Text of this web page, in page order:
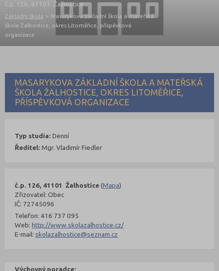
č.p. 126, 41101 Žalhostice
Základní škola > Masarykova základní škola a mateřská
škola Žalhostice, okres Litoměřice, příspěvková
organizace
MASARYKOVA ZÁKLADNÍ ŠKOLA A MATEŘSKÁ
ŠKOLA ŽALHOSTICE, OKRES LITOMĚŘICE,
PŘÍSPĚVKOVÁ ORGANIZACE
č.p. 126, 41101 Žalhostice(Mapa)
Zřizovatel: Obec
IČ: 72745096
Telefon: 416 737 095
Web:http://www.skolazalhostice.cz/
E-mail: skolazalhostice@seznam.cz
Typ studia: Denní
Ředitel: Mgr. Vladimír Fiedler
Výchovný poradce: